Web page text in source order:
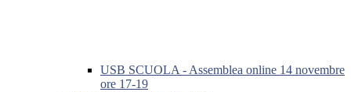
USB SCUOLA - Assemblea online 14 novembre
ore 17-19